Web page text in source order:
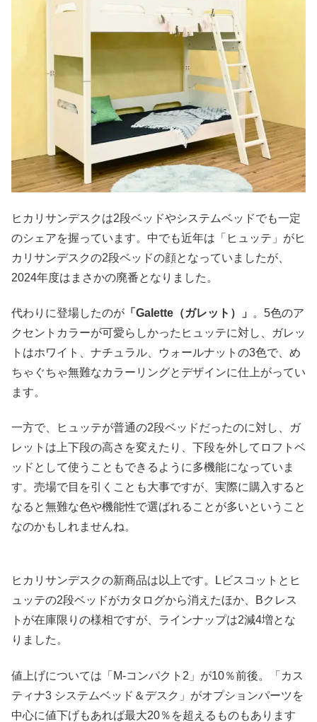
ヒカリサンデスクは2段ベッドやシステムベッドでも一定
のシェアを握っています。中でも近年は「ヒュッテ」がヒ
カリサンデスクの2段ベッドの顔となっていましたが、
2024年度はまさかの廃番となりました。
代わりに登場したのが 「Galette（ガレット）」
。5色のア
クセントカラーが可愛らしかったヒュッテに対し、ガレッ
トはホワイト、ナチュラル、ウォールナットの3色で、め
ちゃぐちゃ無難なカラーリングとデザインに仕上がってい
ます。
一方で、ヒュッテが普通の2段ベッドだったのに対し、ガ
レットは上下段の高さを変えたり、下段を外してロフトベ
ッドとして使うこともできるように多機能になっていま
す。売場で目を引くことも大事ですが、実際に購入すると
なると無難な色や機能性で選ばれることが多いということ
なのかもしれませんね。
ヒカリサンデスクの新商品は以上です。Lビスコットとヒ
ュッテの2段ベッドがカタログから消えたほか、Bクレス
トが在庫限りの様相ですが、ラインナップは2減4増とな
りました。
値上げについては「M-コンパクト2」が10％前後。「カス
ティナ3 システムベッド＆デスク」がオプションパーツを
中心に値下げもあれば最大20％を超えるものもあります